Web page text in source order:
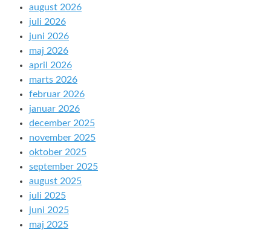
august 2026
juli 2026
juni 2026
maj 2026
april 2026
marts 2026
februar 2026
januar 2026
december 2025
november 2025
oktober 2025
september 2025
august 2025
juli 2025
juni 2025
maj 2025